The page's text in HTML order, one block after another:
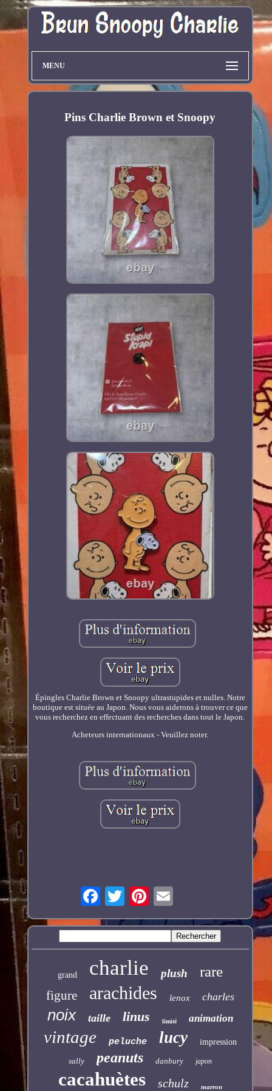
MENU
Pins Charlie Brown et Snoopy
Épingles Charlie Brown et Snoopy ultrastupides et nulles. Notre
boutique est située au Japon. Nous vous aiderons à trouver ce que
vous recherchez en effectuant des recherches dans tout le Japon.
Acheteurs internationaux - Veuillez noter.
grand charlie plush rare
figure arachides lenox charles
noix taille linus limité animation
vintage peluche lucy impression
sally peanuts danbury japon
cacahuètes schulz marron